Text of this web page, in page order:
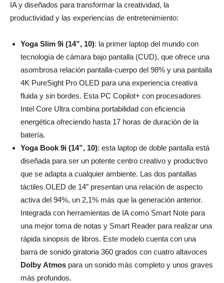
IA y diseñados para transformar la creatividad, la
productividad y las experiencias de entretenimiento:
Yoga Slim 9i (14”, 10): la primer laptop del mundo con
tecnología de cámara bajo pantalla (CUD), que ofrece una
asombrosa relación pantalla-cuerpo del 98% y una pantalla
4K PureSight Pro OLED para una experiencia creativa
fluida y sin bordes. Esta PC Copilot+ con procesadores
Intel Core Ultra combina portabilidad con eficiencia
energética ofreciendo hasta 17 horas de duración de la
batería.
Yoga Book 9i (14”, 10): esta laptop de doble pantalla está
diseñada para ser un potente centro creativo y productivo
que se adapta a cualquier ambiente. Las dos pantallas
táctiles OLED de 14″ presentan una relación de aspecto
activa del 94%, un 2,1% más que la generación anterior.
Integrada con herramientas de IA como Smart Note para
una mejor toma de notas y Smart Reader para realizar una
rápida sinopsis de libros. Este modelo cuenta con una
barra de sonido giratoria 360 grados con cuatro altavoces
Dolby Atmos para un sonido más completo y unos graves
más profundos.